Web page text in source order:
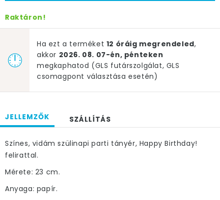
Raktáron!
Ha ezt a terméket 12 óráig megrendeled,
akkor 2026. 08. 07-én, pénteken
megkaphatod (GLS futárszolgálat, GLS
csomagpont választása esetén)
JELLEMZŐK SZÁLLÍTÁS
Színes, vidám szülinapi parti tányér, Happy Birthday!
felirattal.
Mérete: 23 cm.
Anyaga: papír.